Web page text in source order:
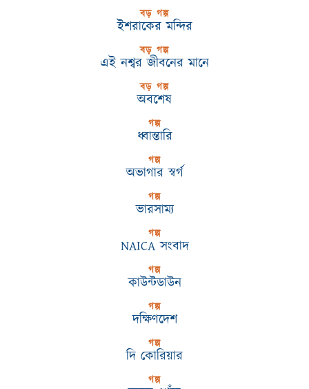
বড় গল্প
ইশরাকের মন্দির
বড় গল্প
এই নশ্বর জীবনের মানে
বড় গল্প
অবশেষ
গল্প
ধ্বান্তারি
গল্প
অভাগার স্বর্গ
গল্প
ভারসাম্য
গল্প
NAICA সংবাদ
গল্প
কাউন্টডাউন
গল্প
দক্ষিণদেশ
গল্প
দি কোরিয়ার
গল্প